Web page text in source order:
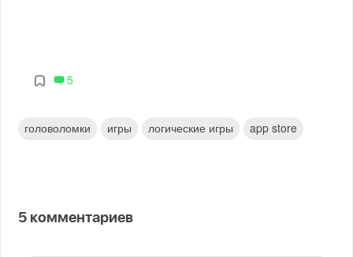
5
головоломки игры логические игры app store
5 комментариев